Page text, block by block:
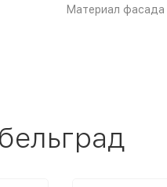
Материал фасада